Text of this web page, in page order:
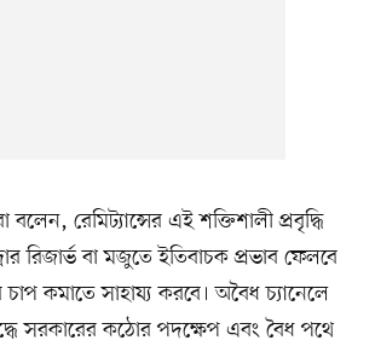
বলেন, রেমিট্যান্সের এই শক্তিশালী প্রবৃদ্ধি
রিজার্ভ বা মজুতে ইতিবাচক প্রভাব ফেলবে
কমাতে সাহায্য করবে। অবৈধ চ্যানেলে
সরকারের কঠোর পদক্ষেপ এবং বৈধ পথে